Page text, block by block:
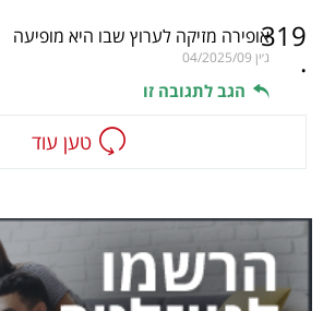
319
.
אופירה מזיקה לערוץ שבו היא מופיעה
ג׳ין 04/2025/09
הגב לתגובה זו
טען עוד